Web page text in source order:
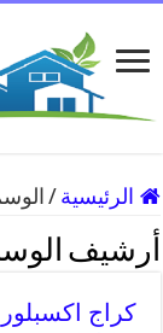
الرئيسية /
أرشيف